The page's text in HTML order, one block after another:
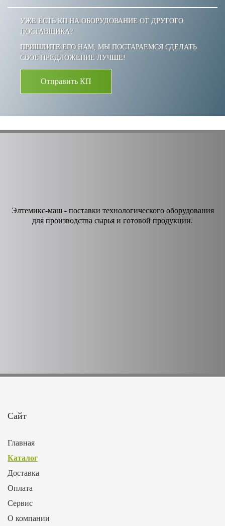
УЖЕ ЕСТЬ КП НА ОБОРУДОВАНИЕ ОТ ДРУГОГО
ПОСТАВЩИКА?
ПРИШЛИТЕ ЕГО НАМ, МЫ ПОСТАРАЕМСЯ СДЕЛАТЬ
СВОЕ ПРЕДЛОЖЕНИЕ ЛУЧШЕ!
Отправить КП
Элтемикс-маш - поставки технологического оборудования
для производства сырья и готовой продукции.
Сайт
Главная
Каталог
Доставка
Оплата
Сервис
О компании